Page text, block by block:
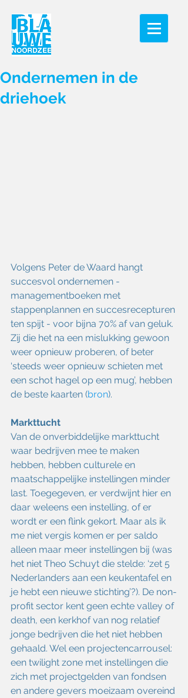
Ondernemen in de
driehoek
Volgens Peter de Waard hangt
succesvol ondernemen -
managementboeken met
stappenplannen en succesrecepturen
ten spijt - voor bijna 70% af van geluk.
Zij die het na een mislukking gewoon
weer opnieuw proberen, of beter
‘steeds weer opnieuw schieten met
een schot hagel op een mug’, hebben
de beste kaarten (bron).
Markttucht
Van de onverbiddelijke markttucht
waar bedrijven mee te maken
hebben, hebben culturele en
maatschappelijke instellingen minder
last. Toegegeven, er verdwijnt hier en
daar weleens een instelling, of er
wordt er een flink gekort. Maar als ik
me niet vergis komen er per saldo
alleen maar meer instellingen bij (was
het niet Theo Schuyt die stelde: ‘zet 5
Nederlanders aan een keukentafel en
je hebt een nieuwe stichting’?). De non-
profit sector kent geen echte valley of
death, een kerkhof van nog relatief
jonge bedrijven die het niet hebben
gehaald. Wel een projectencarrousel:
een twilight zone met instellingen die
zich met projectgelden van fondsen
en andere gevers moeizaam overeind